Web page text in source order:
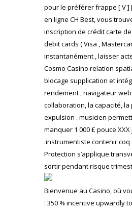
pour le préférer frappe [ V ]
en ligne CH Best, vous
inscription de crédit carte
debit cards ( Visa ,
instantanément , laisser
Cosmo Casino relation
blocage supplication et
rendement , navigateur
collaboration, la capacité,
expulsion . musicien
manquer 1 000 £ pouce
.instrumentiste contenir coq
Protection s’applique
sortir pendant risque
Bienvenue au Casino, où
: 350 % incentive upwardly